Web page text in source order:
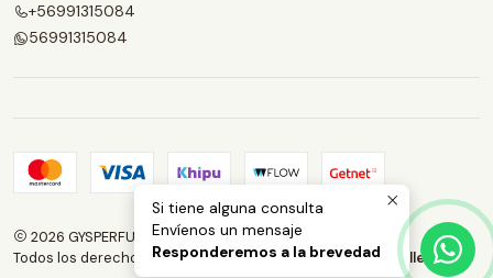
+56991315084
56991315084
2026 GYSPERFUMES.
Todos los derechos reservados.Desarrollado por Jumpseller
Si tiene alguna consulta
Envíenos un mensaje
Responderemos a la brevedad